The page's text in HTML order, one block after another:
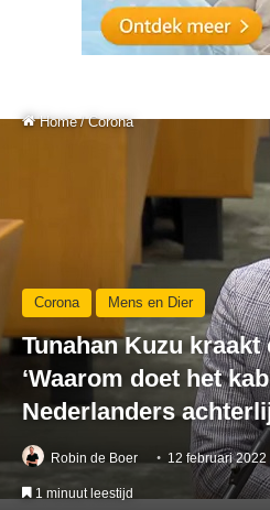
Home / Corona
Corona Mens en Dier
Tunahan Kuzu
‘Waarom doet het
Nederlanders
Robin de Boer 12 februari 2022
1 minuut leestijd